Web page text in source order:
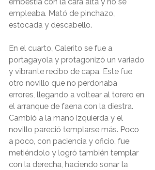
embestía con la cara alta y no se
empleaba. Mató de pinchazo,
estocada y descabello.
En el cuarto, Calerito se fue a
portagayola y protagonizó un variado
y vibrante recibo de capa. Este fue
otro novillo que no perdonaba
errores, llegando a voltear al torero en
el arranque de faena con la diestra.
Cambió a la mano izquierda y el
novillo pareció templarse más. Poco
a poco, con paciencia y oficio, fue
metiéndolo y logró también templar
con la derecha, haciendo sonar la